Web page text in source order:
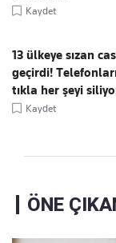
Kaydet
13 ülkeye sızan
geçirdi!
tıkla her şeyi
Kaydet
ÖNE